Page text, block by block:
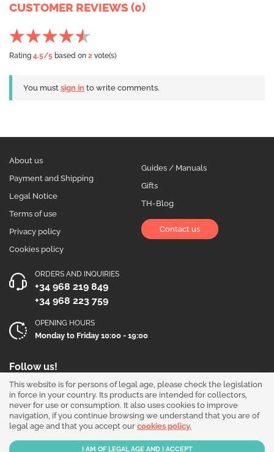
CUSTOMER REVIEWS (0)
Rating 4.5/5 based on 2 vote(s)
You must sign in to write comments.
About us
Payment and Shipping
Legal Notice
Terms of use
Privacy policy
Cookies policy
Guides / Manuals
Gifts
TH-Blog
Contact us
ORDERS AND INQUIRIES
+34 968 219 849
+34 968 223 759
OPENING HOURS
Monday to Friday 10:00 - 19:00
Follow us!
Copyright © 2026 - THGrow.com - Souvenir Garden S.L. CIF B-73729667 - Calle
This website is for persons of legal age, please check the legislation
in force in your country. Its products are intended for collectors,
never for use or consumption. It also uses cookies to improve
navigation, if you continue browsing we understand that you are of
legal age and that you accept our cookies policy.